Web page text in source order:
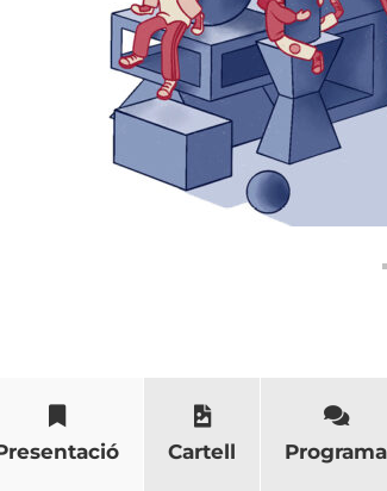
Cartell Programa